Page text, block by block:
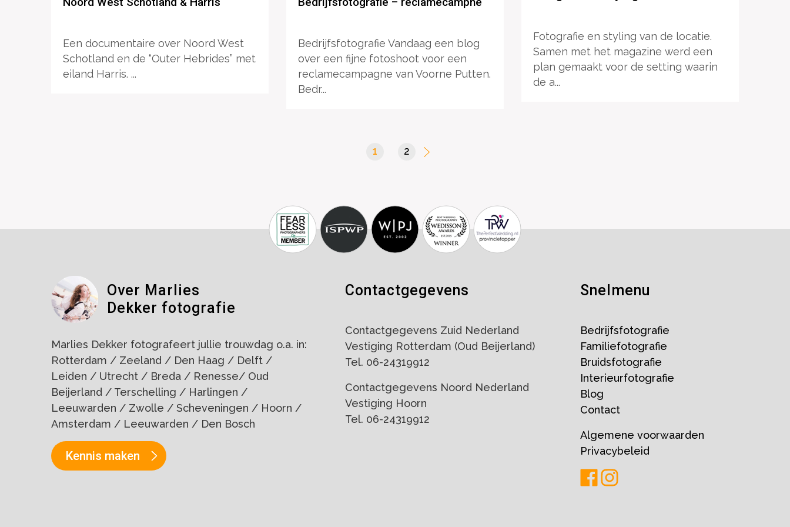
Een documentaire over Noord West
Schotland en de “Outer Hebrides” met
eiland Harris. ...
Bedrijfsfotografie Vandaag een blog
over een fijne fotoshoot voor een
reclamecampagne van Voorne Putten.
Bedr...
Fotografie en styling van de locatie.
Samen met het magazine werd een
plan gemaakt voor de setting waarin
de a...
1 (current)
2
Over Marlies
Dekker fotografie
Marlies Dekker fotografeert jullie trouwdag o.a. in:
Rotterdam / Zeeland / Den Haag / Delft /
Leiden / Utrecht / Breda / Renesse/ Oud
Beijerland / Terschelling / Harlingen /
Leeuwarden / Zwolle / Scheveningen / Hoorn /
Amsterdam / Leeuwarden / Den Bosch
Kennis maken
Contactgegevens
Contactgegevens Zuid Nederland
Vestiging Rotterdam (Oud Beijerland)
Tel. 06-24319912
Contactgegevens Noord Nederland
Vestiging Hoorn
Tel. 06-24319912
Snelmenu
Bedrijfsfotografie
Familiefotografie
Bruidsfotografie
Interieurfotografie
Blog
Contact
Algemene voorwaarden
Privacybeleid